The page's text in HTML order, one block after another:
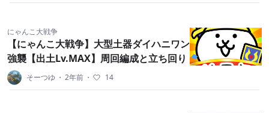
にゃんこ大戦争
【にゃんこ大戦争】大型土器ダイハニワン
強襲【出土Lv.MAX】周回編成と立ち回り
そーつゆ ・ 2年前 ・ 14